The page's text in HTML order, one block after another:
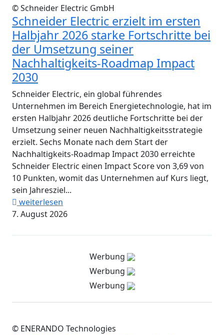
© Schneider Electric GmbH
Schneider Electric erzielt im ersten
Halbjahr 2026 starke Fortschritte bei
der Umsetzung seiner
Nachhaltigkeits-Roadmap Impact
2030
Schneider Electric, ein global führendes
Unternehmen im Bereich Energietechnologie, hat im
ersten Halbjahr 2026 deutliche Fortschritte bei der
Umsetzung seiner neuen Nachhaltigkeitsstrategie
erzielt. Sechs Monate nach dem Start der
Nachhaltigkeits-Roadmap Impact 2030 erreichte
Schneider Electric einen Impact Score von 3,69 von
10 Punkten, womit das Unternehmen auf Kurs liegt,
sein Jahresziel...
weiterlesen
7. August 2026
Werbung
Werbung
Werbung
© ENERANDO Technologies